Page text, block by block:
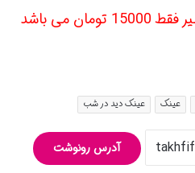
می باشد
عينک عينک دید در شب
آدرس رونوشت